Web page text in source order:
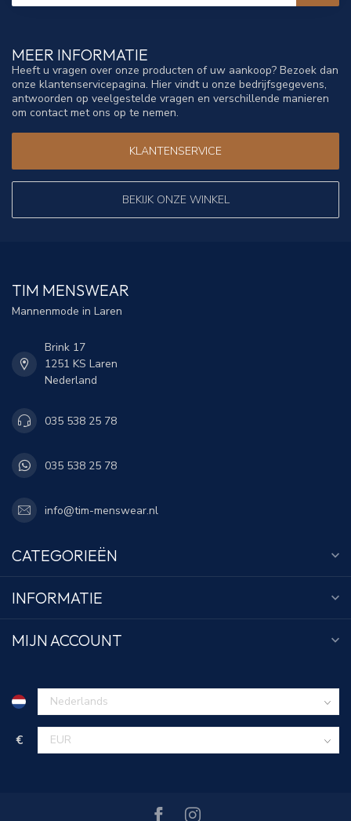
MEER INFORMATIE
Heeft u vragen over onze producten of uw aankoop? Bezoek dan
onze klantenservicepagina. Hier vindt u onze bedrijfsgegevens,
antwoorden op veelgestelde vragen en verschillende manieren
om contact met ons op te nemen.
KLANTENSERVICE
BEKIJK ONZE WINKEL
TIM MENSWEAR
Mannenmode in Laren
Brink 17
1251 KS Laren
Nederland
035 538 25 78
035 538 25 78
info@tim-menswear.nl
CATEGORIEËN
INFORMATIE
MIJN ACCOUNT
€